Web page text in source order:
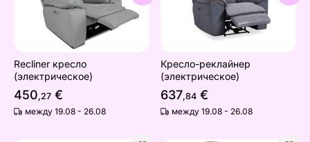
Recliner кресло
(электрическое)
450,27 €
между 19.08 - 26.08
Кресло-реклайнер
(электрическое)
637,84 €
между 19.08 - 26.08